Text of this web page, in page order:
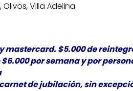
Villa Adelina
mastercard. $5.000 de
por semana y por
de jubilación, sin